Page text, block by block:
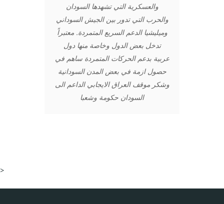
والعسكرية التي تشهدها السودان
والحرب التي تدور بين الجيش السوداني
وميليشيا الدعم السريع المتمردة. معتبراً
تدخل بعض الدول وخاصة منها دول
عربية بدعم الحركات المتمردة ساهم في
حصول ازمة في بعض المدن السودانية
وشكر موقف العراق الايجابي الداعم الى
السودان حكومة وشعبا
>